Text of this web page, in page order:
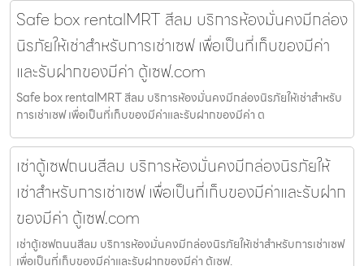
Safe box rentalMRT สีลม บริการห้องมั่นคงมีกล่อง
นิรภัยให้เช่าสำหรับการเช่าเซฟ เพื่อเป็นที่เก็บของมีค่า
และรับฝากของมีค่า ตู้เซฟ.com
Safe box rentalMRT สีลม บริการห้องมั่นคงมีกล่องนิรภัยให้เช่าสำหรับ
การเช่าเซฟ เพื่อเป็นที่เก็บของมีค่าและรับฝากของมีค่า ต
เช่าตู้เซฟถนนสีลม บริการห้องมั่นคงมีกล่องนิรภัยให้
เช่าสำหรับการเช่าเซฟ เพื่อเป็นที่เก็บของมีค่าและรับฝาก
ของมีค่า ตู้เซฟ.com
เช่าตู้เซฟถนนสีลม บริการห้องมั่นคงมีกล่องนิรภัยให้เช่าสำหรับการเช่าเซฟ
เพื่อเป็นที่เก็บของมีค่าและรับฝากของมีค่า ตู้เซฟ.